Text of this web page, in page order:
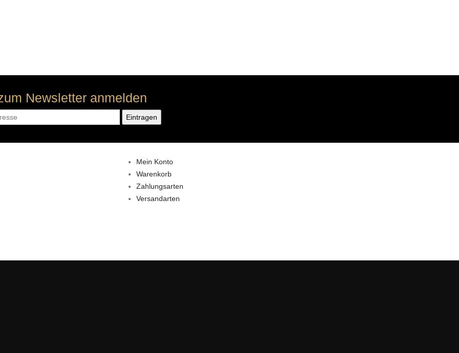
Newsletter anmelden
Mein Konto
Warenkorb
Zahlungsarten
Versandarten